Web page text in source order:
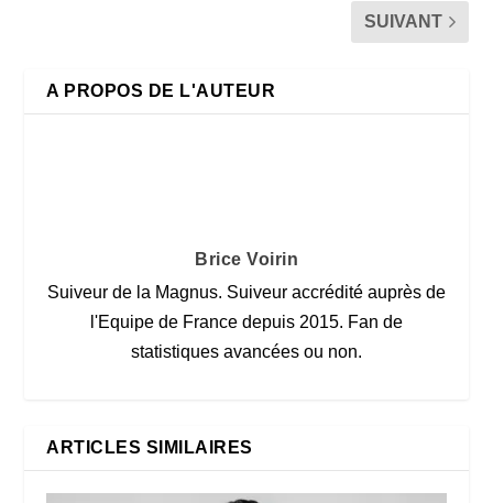
SUIVANT
A PROPOS DE L'AUTEUR
Brice Voirin
Suiveur de la Magnus. Suiveur accrédité auprès de
l'Equipe de France depuis 2015. Fan de
statistiques avancées ou non.
ARTICLES SIMILAIRES